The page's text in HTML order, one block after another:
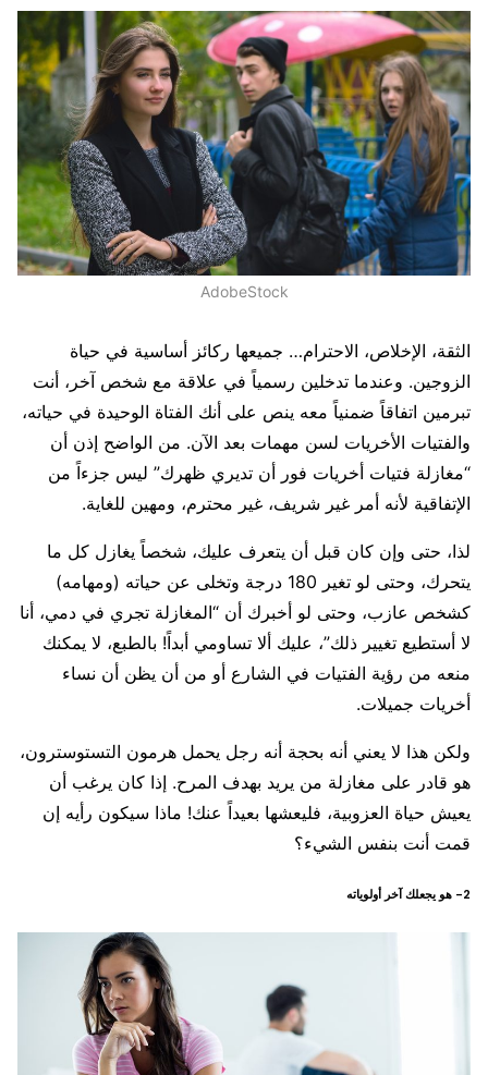
AdobeStock
الثقة، الإخلاص، الاحترام… جميعها ركائز أساسية في حياة
الزوجين. وعندما تدخلين رسمياً في علاقة مع شخص آخر، أنت
تبرمين اتفاقاً ضمنياً معه ينص على أنك الفتاة الوحيدة في حياته،
والفتيات الأخريات لسن مهمات بعد الآن. من الواضح إذن أن
“مغازلة فتيات أخريات فور أن تديري ظهرك” ليس جزءاً من
الإتفاقية لأنه أمر غير شريف، غير محترم، ومهين للغاية.
لذا، حتى وإن كان قبل أن يتعرف عليك، شخصاً يغازل كل ما
يتحرك، وحتى لو تغير 180 درجة وتخلى عن حياته (ومهامه)
كشخص عازب، وحتى لو أخبرك أن “المغازلة تجري في دمي، أنا
لا أستطيع تغيير ذلك”، عليك ألا تساومي أبداً! بالطبع، لا يمكنك
منعه من رؤية الفتيات في الشارع أو من أن يظن أن نساء
أخريات جميلات.
ولكن هذا لا يعني أنه بحجة أنه رجل يحمل هرمون التستوسترون،
هو قادر على مغازلة من يريد بهدف المرح. إذا كان يرغب أن
يعيش حياة العزوبية، فليعشها بعيداً عنك! ماذا سيكون رأيه إن
قمت أنت بنفس الشيء؟
2- هو يجعلك آخر أولوياته